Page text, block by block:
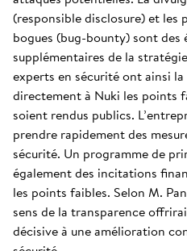
(responsible disclosure) et les
bogues (bug-bounty) sont
supplémentaires de la
experts en sécurité ont ainsi
directement à Nuki les points
soient rendus publics.
prendre rapidement des
sécurité. Un programme de
également des incitations
les points faibles. Selon M.
sens de la transparence
décisive à une amélioration